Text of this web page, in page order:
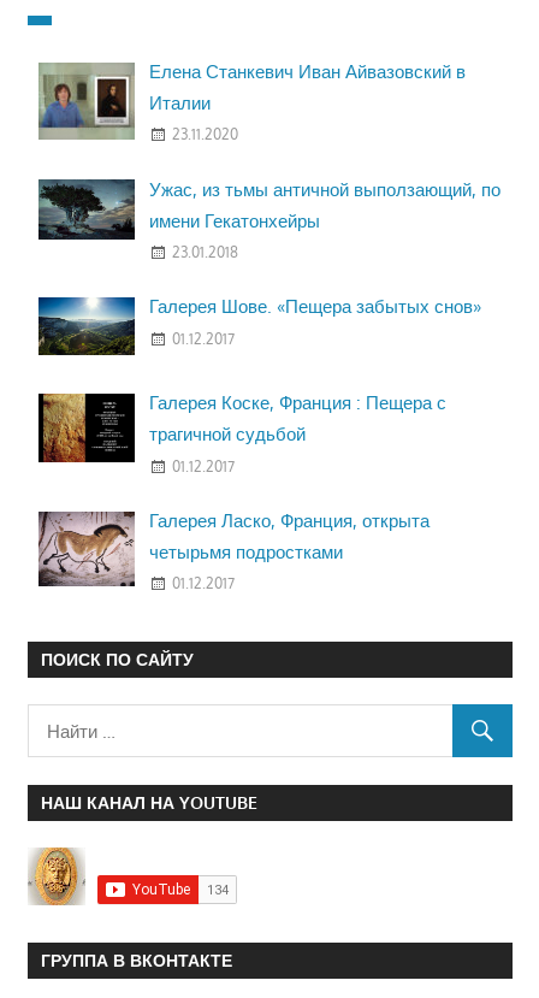
Елена Станкевич Иван Айвазовский в
Италии
23.11.2020
Ужас, из тьмы античной выползающий, по
имени Гекатонхейры
23.01.2018
Галерея Шове. «Пещера забытых снов»
01.12.2017
Галерея Коске, Франция : Пещера с
трагичной судьбой
01.12.2017
Галерея Ласко, Франция, открыта
четырьмя подростками
01.12.2017
ПОИСК ПО САЙТУ
НАШ КАНАЛ НА YOUTUBE
ГРУППА В ВКОНТАКТЕ